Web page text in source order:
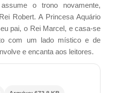
o trono novamente,
Robert. A Princesa Aquário
pai, o Rei Marcel, e casa-se
com um lado místico e de
e encanta aos leitores.